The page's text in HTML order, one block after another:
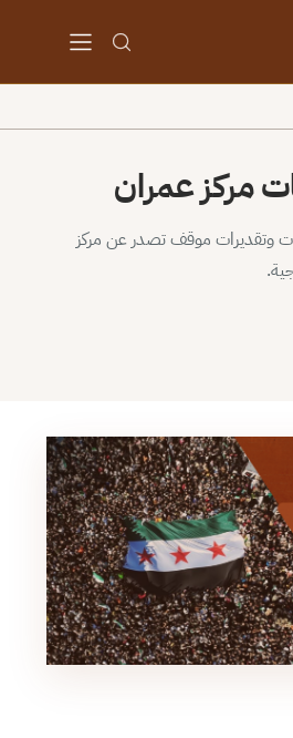
مركز عمران
وتقديرات موقف تصدر عن مركز